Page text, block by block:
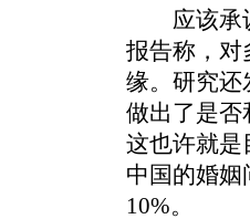
应该承认
报告称，对
缘。研究还
做出了是否
这也许就是
中国的婚姻
10%。